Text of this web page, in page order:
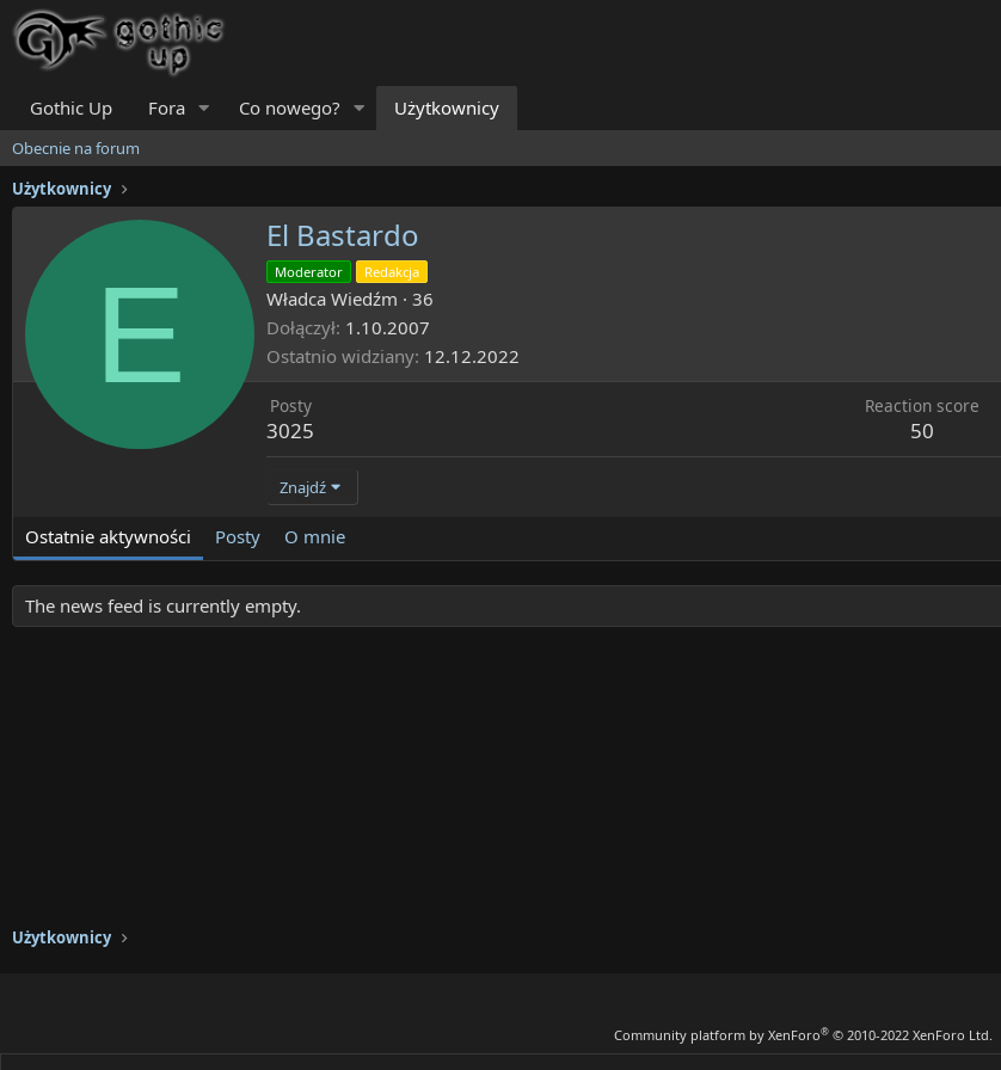
Gothic Up Fora Co nowego? Użytkownicy
Obecnie na forum
Użytkownicy
E
El Bastardo
Moderator Redakcja
Władca Wiedźm · 36
Dołączył 1.10.2007
Ostatnio widziany 12.12.2022
Posty
3025
Reaction score
50
Znajdź
Ostatnie aktywności Posty O mnie
The news feed is currently empty.
Użytkownicy
Community platform by XenForo® © 2010-2022 XenForo Ltd.